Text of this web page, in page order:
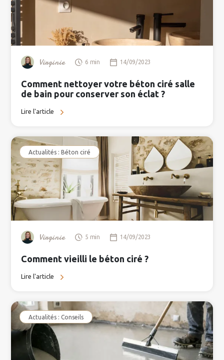
Virginie 6 min 14/09/2023
Comment nettoyer votre béton ciré salle
de bain pour conserver son éclat ?
Lire l'article
Actualités : Béton ciré
Virginie 5 min 14/09/2023
Comment vieilli le béton ciré ?
Lire l'article
Actualités : Conseils